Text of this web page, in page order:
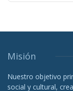
Misión
Nuestro objetivo
social y cultural,